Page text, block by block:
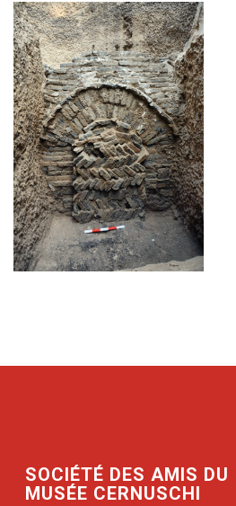
SOCIÉTÉ DES AMIS DU
MUSÉE CERNUSCHI